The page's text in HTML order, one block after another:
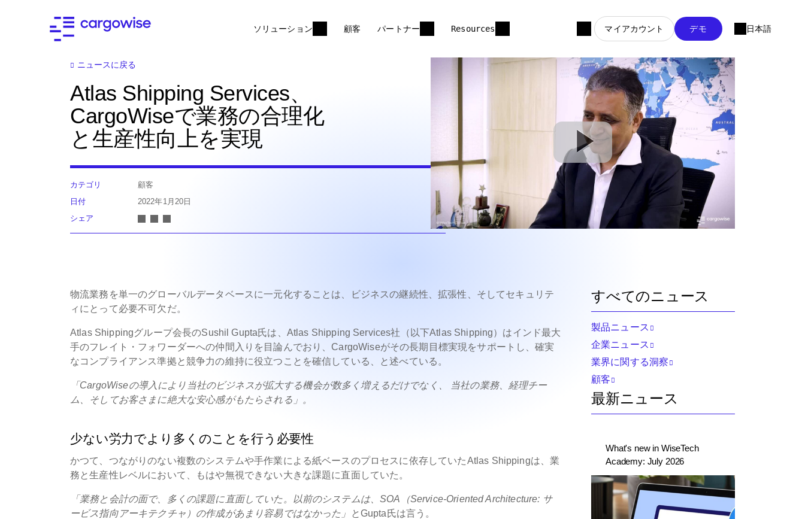
ソリューション 顧客 パートナー Resources マイアカウント デモ 日本語
ニュースに戻る
Atlas Shipping Services、
CargoWiseで業務の合理化
と生産性向上を実現
カテゴリ
顧客
日付
2022年1月20日
シェア
物流業務を単一のグローバルデータベースに一元化することは、ビジネスの継続性、拡張性、そしてセキュリテ
ィにとって必要不可欠だ。
Atlas Shippingグループ会長のSushil Gupta氏は、Atlas Shipping Services社（以下Atlas Shipping）はインド最大
手のフレイト・フォワーダーへの仲間入りを目論んでおり、CargoWiseがその長期目標実現をサポートし、確実
なコンプライアンス準拠と競争力の維持に役立つことを確信している、と述べている。
「CargoWiseの導入により当社のビジネスが拡大する機会が数多く増えるだけでなく、 当社の業務、経理チー
ム、そしてお客さまに絶大な安心感がもたらされる」。
少ない労力でより多くのことを行う必要性
かつて、つながりのない複数のシステムや手作業による紙ベースのプロセスに依存していたAtlas Shippingは、業
務と生産性レベルにおいて、もはや無視できない大きな課題に直面していた。
「業務と会計の面で、多くの課題に直面していた。以前のシステムは、SOA（Service-Oriented Architecture: サ
ービス指向アーキテクチャ）の作成があまり容易ではなかった」
とGupta氏は言う。
すべてのニュース
製品ニュース
企業ニュース
業界に関する洞察
顧客
最新ニュース
What's new in WiseTech
Academy: July 2026